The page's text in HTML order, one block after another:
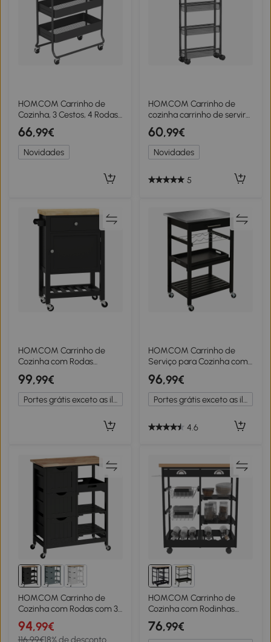
HOMCOM Carrinho de
Cozinha, 3 Cestos, 4 Rodas,
Metal, Preto
66,99€
Novidades
HOMCOM Carrinho de
cozinha carrinho de servir
com 5 níveis, carrinho
prateleira de cozinha com
tampo, rodízios alça 47 x 13
x 96,5 cm, Preto
60,99€
Novidades
5
HOMCOM Carrinho de
Cozinha com Rodas
Carrinho de Serviço Tampo
em Madeira de Seringueira
Gaveta 63,5x40x90 cm
Preto
99,99€
HOMCOM Carrinho de
Serviço para Cozinha com
Prateleira e Suporte para
Garrafas 60x40x85 cm
Tampo em Aço Inox. Preto
96,99€
4.6
HOMCOM Carrinho de
Cozinha com Rodas com 3
Gavetas 2 Prateleiras
Abertas e Bandeja
94,99€
116,99€18% de desconto
HOMCOM Carrinho de
Cozinha com Rodinhas
com Prateleira e Gaveta
74x37x76cm Preto
76,99€